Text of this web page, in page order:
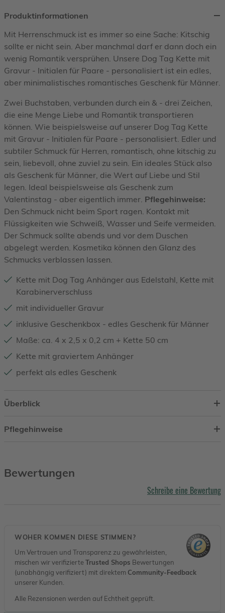
Produktinformationen
Mit Herrenschmuck ist es immer so eine Sache: Kitschig
sollte er nicht sein. Aber manchmal darf er dann doch ein
wenig Romantik versprühen. Unsere Dog Tag Kette mit
Gravur - Initialen für Paare - personalisiert ist ein edles,
aber minimalistisches romantisches Geschenk für Männer.
Zwei Buchstaben, verbunden durch ein & - drei Zeichen,
die eine Menge Liebe und Romantik transportieren
können. Wie beispielsweise auf unserer Dog Tag Kette
mit Gravur - Initialen für Paare - personalisiert. Edler und
subtiler Schmuck für Herren, romantisch, ohne kitschig zu
sein, liebevoll, ohne zuviel zu sein. Ein ideales Stück also
als Geschenk für Männer, die Wert auf Liebe und Stil
legen. Ideal beispielsweise als Geschenk zum
Valentinstag - aber eigentlich immer. Pflegehinweise:
Den Schmuck nicht beim Sport ragen. Kontakt mit
Flüssigkeiten wie Schweiß, Wasser und Seife vermeiden.
Der Schmuck sollte abends und vor dem Duschen
abgelegt werden. Kosmetika können den Glanz des
Schmucks verblassen lassen.
Kette mit Dog Tag Anhänger aus Edelstahl, Kette mit
Karabinerverschluss
mit individueller Gravur
inklusive Geschenkbox - edles Geschenk für Männer
Maße: ca. 4 x 2,5 x 0,2 cm + Kette 50 cm
Kette mit graviertem Anhänger
perfekt als edles Geschenk
Überblick
Pflegehinweise
Bewertungen
Schreibe eine Bewertung
WOHER KOMMEN DIESE STIMMEN?
Um Vertrauen und Transparenz zu gewährleisten,
mischen wir verifizierteTrusted Shops Bewertungen
(unabhängig verifiziert) mit direktem Community-Feedback
unserer Kunden.
Alle Rezensionen werden auf Echtheit geprüft.